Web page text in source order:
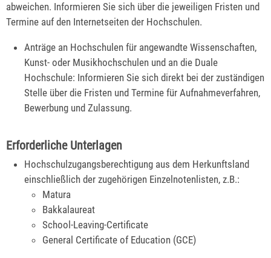
abweichen. Informieren Sie sich über die jeweiligen Fristen und
Termine auf den Internetseiten der Hochschulen.
Anträge an Hochschulen für angewandte Wissenschaften,
Kunst- oder Musikhochschulen und an die Duale
Hochschule: Informieren Sie sich direkt bei der zuständigen
Stelle über die Fristen und Termine für Aufnahmeverfahren,
Bewerbung und Zulassung.
Erforderliche Unterlagen
Hochschulzugangsberechtigung aus dem Herkunftsland
einschließlich der zugehörigen Einzelnotenlisten, z.B.:
Matura
Bakkalaureat
School-Leaving-Certificate
General Certificate of Education (GCE)